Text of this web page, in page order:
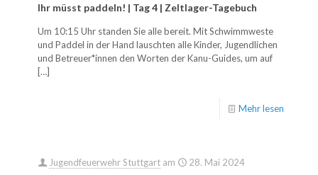
Ihr müsst paddeln! | Tag 4 | Zeltlager-Tagebuch
Um 10:15 Uhr standen Sie alle bereit. Mit Schwimmweste
und Paddel in der Hand lauschten alle Kinder, Jugendlichen
und Betreuer*innen den Worten der Kanu-Guides, um auf
[…]
Mehr lesen
Jugendfeuerwehr Stuttgart am 28. Mai 2024